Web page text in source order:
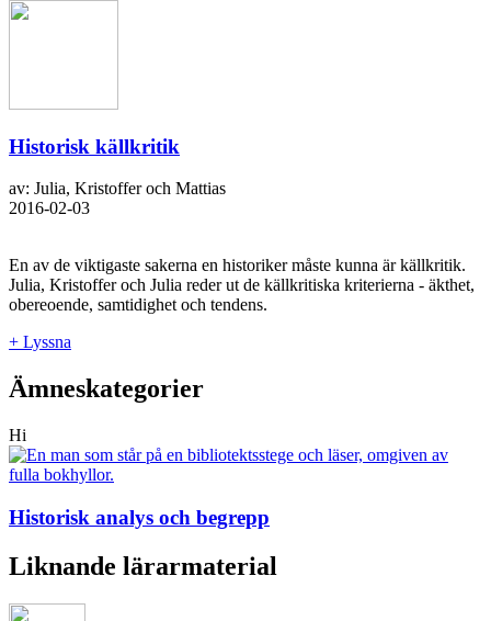
Historisk källkritik
av: Julia, Kristoffer och Mattias
2016-02-03
En av de viktigaste sakerna en historiker måste kunna är källkritik.
Julia, Kristoffer och Julia reder ut de källkritiska kriterierna - äkthet,
obereoende, samtidighet och tendens.
+ Lyssna
Ämneskategorier
Hi
Historisk analys och begrepp
Liknande lärarmaterial